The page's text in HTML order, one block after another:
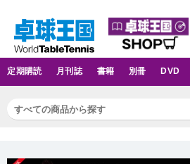
定期購読 月刊誌 書籍 別冊 DVD